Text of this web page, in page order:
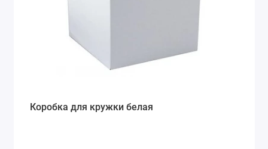
Коробка для кружки белая